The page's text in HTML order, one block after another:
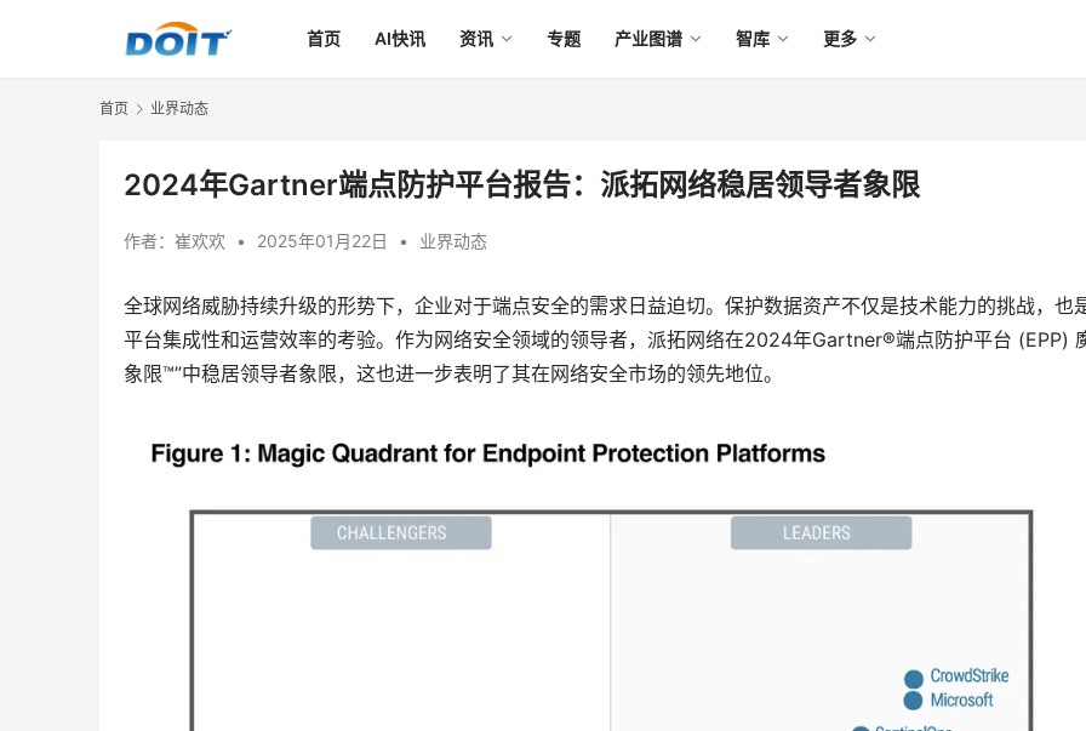
首页 AI快讯 资讯 专题 产业图谱 智库 更多
首页 业界动态
2024年Gartner端点防护平台报告：派拓网络稳居领导者象限
作者： 崔欢欢 • 2025年01月22日 • 业界动态
全球网络威胁持续升级的形势下，企业对于端点安全的需求日益迫切。保护数据资产不仅是技术能力的挑战，也
平台集成性和运营效率的考验。作为网络安全领域的领导者，派拓网络在2024年Gartner®端点防护平台 (EPP)
象限™”中稳居领导者象限，这也进一步表明了其在网络安全市场的领先地位。